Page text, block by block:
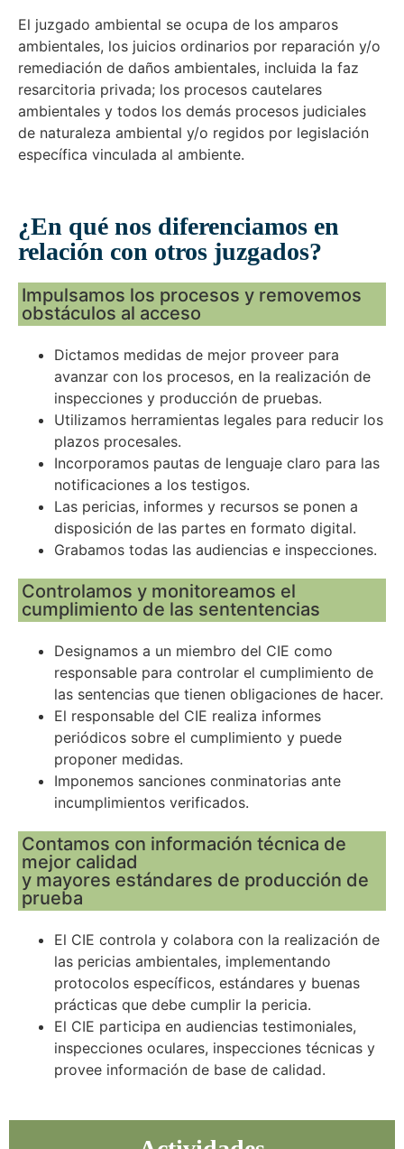
El juzgado ambiental se ocupa de los amparos
ambientales, los juicios ordinarios por reparación y/o
remediación de daños ambientales, incluida la faz
resarcitoria privada; los procesos cautelares
ambientales y todos los demás procesos judiciales
de naturaleza ambiental y/o regidos por legislación
específica vinculada al ambiente.
¿En qué nos diferenciamos en
relación con otros juzgados?
Impulsamos los procesos y removemos
obstáculos al acceso
Dictamos medidas de mejor proveer para
avanzar con los procesos, en la realización de
inspecciones y producción de pruebas.
Utilizamos herramientas legales para reducir los
plazos procesales.
Incorporamos pautas de lenguaje claro para las
notificaciones a los testigos.
Las pericias, informes y recursos se ponen a
disposición de las partes en formato digital.
Grabamos todas las audiencias e inspecciones.
Controlamos y monitoreamos el
cumplimiento de las sententencias
Designamos a un miembro del CIE como
responsable para controlar el cumplimiento de
las sentencias que tienen obligaciones de hacer.
El responsable del CIE realiza informes
periódicos sobre el cumplimiento y puede
proponer medidas.
Imponemos sanciones conminatorias ante
incumplimientos verificados.
Contamos con información técnica de
mejor calidad
y mayores estándares de producción de
prueba
El CIE controla y colabora con la realización de
las pericias ambientales, implementando
protocolos específicos, estándares y buenas
prácticas que debe cumplir la pericia.
El CIE participa en audiencias testimoniales,
inspecciones oculares, inspecciones técnicas y
provee información de base de calidad.